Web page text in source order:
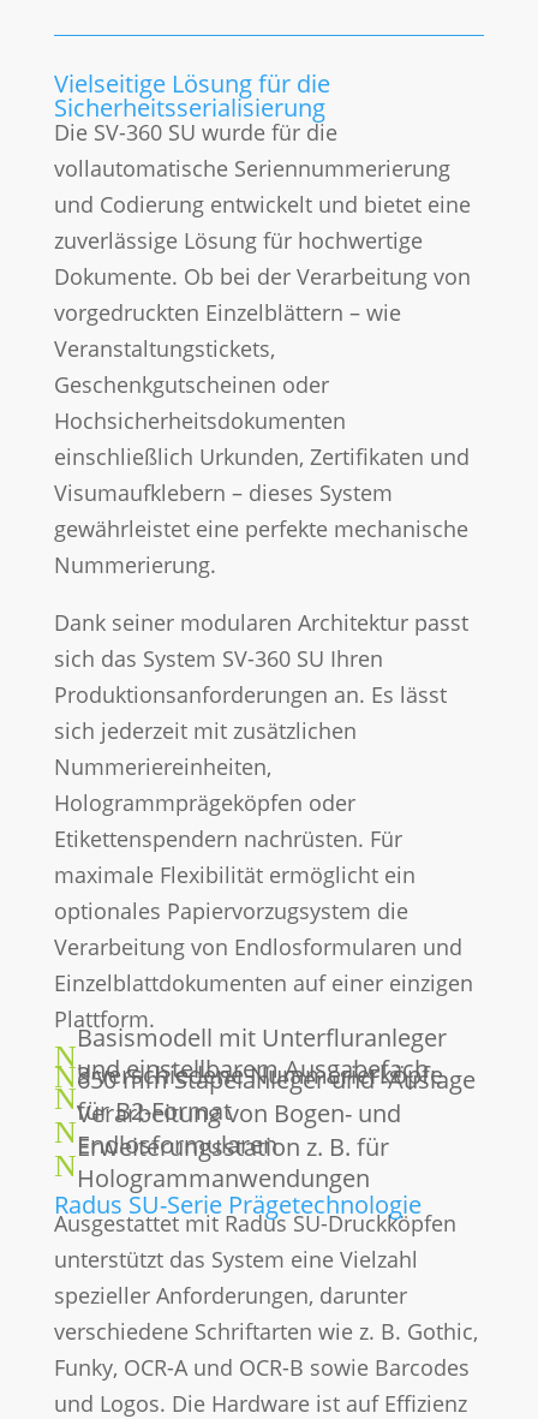
Vielseitige Lösung für die
Sicherheitsserialisierung
Die SV-360 SU wurde für die
vollautomatische Seriennummerierung
und Codierung entwickelt und bietet eine
zuverlässige Lösung für hochwertige
Dokumente. Ob bei der Verarbeitung von
vorgedruckten Einzelblättern – wie
Veranstaltungstickets,
Geschenkgutscheinen oder
Hochsicherheitsdokumenten
einschließlich Urkunden, Zertifikaten und
Visumaufklebern – dieses System
gewährleistet eine perfekte mechanische
Nummerierung.
Dank seiner modularen Architektur passt
sich das System SV-360 SU Ihren
Produktionsanforderungen an. Es lässt
sich jederzeit mit zusätzlichen
Nummeriereinheiten,
Hologrammprägeköpfen oder
Etikettenspendern nachrüsten. Für
maximale Flexibilität ermöglicht ein
optionales Papiervorzugsystem die
Verarbeitung von Endlosformularen und
Einzelblattdokumenten auf einer einzigen
Plattform.
N
Basismodell mit Unterfluranleger
und einstellbarem Ausgabefach
N3 verschiedene Nummerierköpfe
N
650 mm Stapelanleger und -Auslage
für B2-Format
N
Verarbeitung von Bogen- und
Endlosformularen
N
Erweiterungsstation z. B. für
Hologrammanwendungen
Radus SU-Serie Prägetechnologie
Ausgestattet mit Radus SU-Druckköpfen
unterstützt das System eine Vielzahl
spezieller Anforderungen, darunter
verschiedene Schriftarten wie z. B. Gothic,
Funky, OCR-A und OCR-B sowie Barcodes
und Logos. Die Hardware ist auf Effizienz